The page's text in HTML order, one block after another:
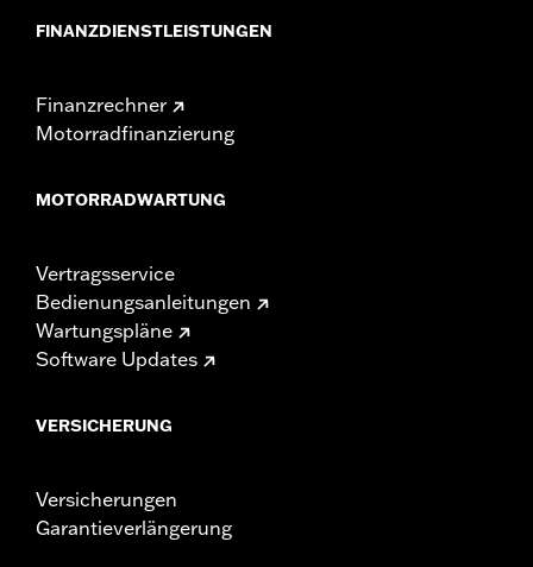
FINANZDIENSTLEISTUNGEN
Finanzrechner
Motorradfinanzierung
MOTORRADWARTUNG
Vertragsservice
Bedienungsanleitungen
Wartungspläne
Software Updates
VERSICHERUNG
Versicherungen
Garantieverlängerung